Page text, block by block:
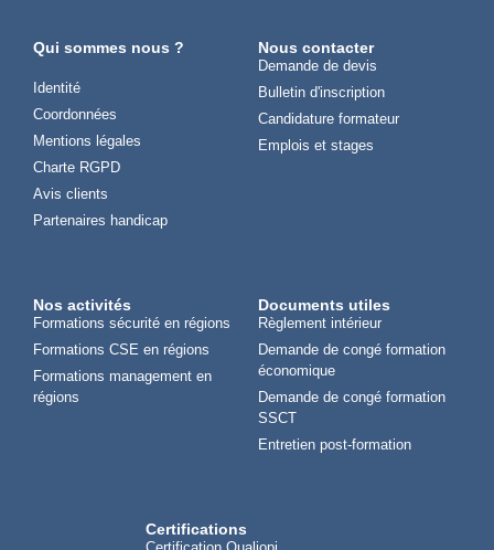
Qui sommes nous ?
Identité
Coordonnées
Mentions légales
Charte RGPD
Avis clients
Partenaires handicap
Nous contacter
Demande de devis
Bulletin d'inscription
Candidature formateur
Emplois et stages
Nos activités
Formations sécurité en régions
Formations CSE en régions
Formations management en
régions
Documents utiles
Règlement intérieur
Demande de congé formation
économique
Demande de congé formation
SSCT
Entretien post-formation
Certifications